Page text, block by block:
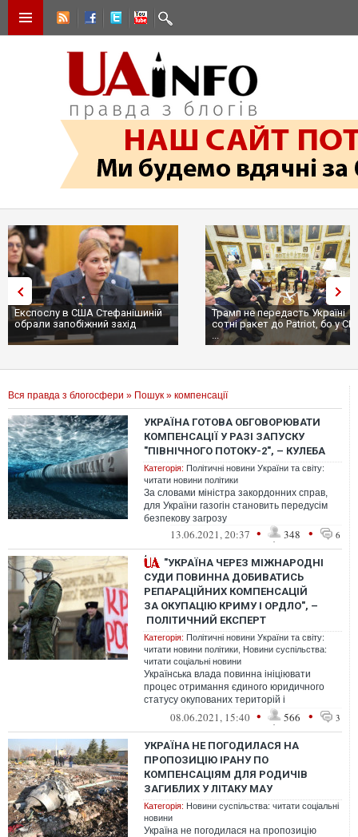
Експослу в США Стефанішиній
обрали запобіжний захід
Трамп не передасть Україні
сотні ракет до Patriot, бо у
...
Вся правда з блогосфери » Пошук » компенсації
УКРАЇНА ГОТОВА ОБГОВОРЮВАТИ
КОМПЕНСАЦІЇ У РАЗІ ЗАПУСКУ
"ПІВНІЧНОГО ПОТОКУ-2", – КУЛЕБА
Категорія: Політичні новини України та світу:
читати новини політики
За словами міністра закордонних справ,
для України газогін становить передусім
безпекову загрозу
13.06.2021, 20:37 • 348 • 6
"УКРАЇНА ЧЕРЕЗ МІЖНАРОДНІ
СУДИ ПОВИННА ДОБИВАТИСЬ
РЕПАРАЦІЙНИХ КОМПЕНСАЦІЙ
ЗА ОКУПАЦІЮ КРИМУ І ОРДЛО", –
ПОЛІТИЧНИЙ ЕКСПЕРТ
Категорія: Політичні новини України та світу:
читати новини політики Новини суспільства:
читати соціальні новини
Українська влада повинна ініціювати
процес отримання єдиного юридичного
статусу окупованих територій і
формування єдиного порядку денного
08.06.2021, 15:40 • 566 • 3
УКРАЇНА НЕ ПОГОДИЛАСЯ НА
ПРОПОЗИЦІЮ ІРАНУ ПО
КОМПЕНСАЦІЯМ ДЛЯ РОДИЧІВ
ЗАГИБЛИХ У ЛІТАКУ МАУ
Категорія: Новини суспільства: читати соціальні
новини
Україна не погодилася на пропозицію